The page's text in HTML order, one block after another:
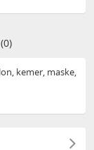
(0)
kemer, maske,